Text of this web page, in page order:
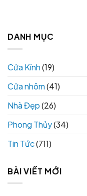
DANH MỤC
Cửa Kính(19)
Cửa nhôm(41)
Nhà Đẹp(26)
Phong Thủy(34)
Tin Tức(711)
BÀI VIẾT MỚI